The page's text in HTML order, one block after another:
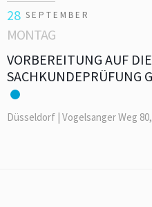
28 SEPTEMBER
MONTAG
VORBEREITUNG AUF
SACHKUNDEPRÜFUNG
Düsseldorf | Vogelsanger Weg